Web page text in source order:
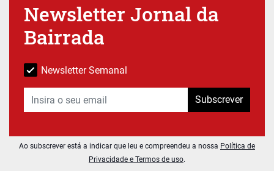
Newsletter Jornal da
Bairrada
Newsletter Semanal
Subscrever
Ao subscrever está a indicar que leu e compreendeu a nossa Política de
Privacidade e Termos de uso.